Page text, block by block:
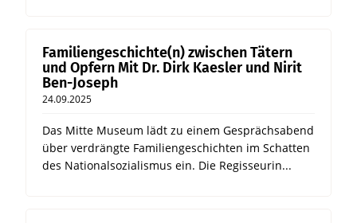
Familiengeschichte(n) zwischen Tätern
und Opfern Mit Dr. Dirk Kaesler und Nirit
Ben-Joseph
24.09.2025
Das Mitte Museum lädt zu einem Gesprächsabend
über verdrängte Familiengeschichten im Schatten
des Nationalsozialismus ein. Die Regisseurin...